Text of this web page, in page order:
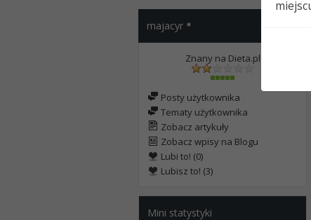
majacyr
Znany na Dieta.pl
Posty użytkownika
Tematy użytkownika
Zobacz artykuły
Zobacz wpisy na Blogu
Lubi to! (0)
Lubisz to! (3)
Mini statystyki